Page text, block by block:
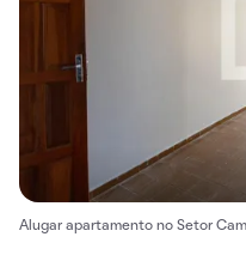
Alugar apartamento no Setor